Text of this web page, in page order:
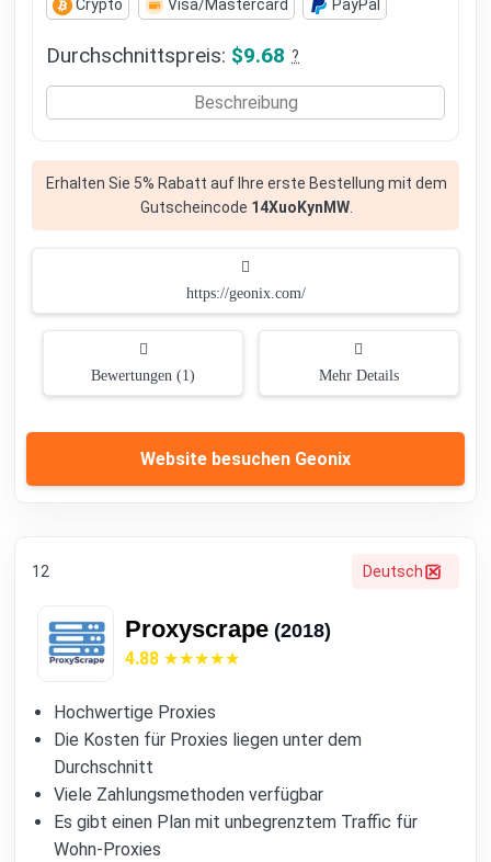
Crypto Visa/Mastercard PayPal
Durchschnittspreis: $9.68 ?
Beschreibung
Erhalten Sie 5% Rabatt auf Ihre erste Bestellung mit dem
Gutscheincode 14XuoKynMW.
https://geonix.com/
Bewertungen (1) Mehr Details
Website besuchen Geonix
12 Deutsch
Proxyscrape (2018)
4.88
Hochwertige Proxies
Die Kosten für Proxies liegen unter dem
Durchschnitt
Viele Zahlungsmethoden verfügbar
Es gibt einen Plan mit unbegrenztem Traffic für
Wohn-Proxies